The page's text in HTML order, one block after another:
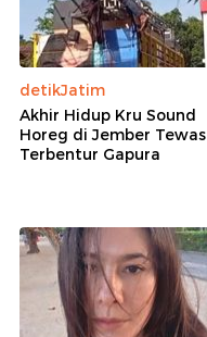
detikJatim
Akhir Hidup Kru Sound
Horeg di Jember Tewas
Terbentur Gapura